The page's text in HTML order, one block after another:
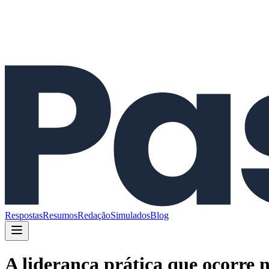
RespostasResumosRedaçãoSimuladosBlog
A liderança prática que ocorre